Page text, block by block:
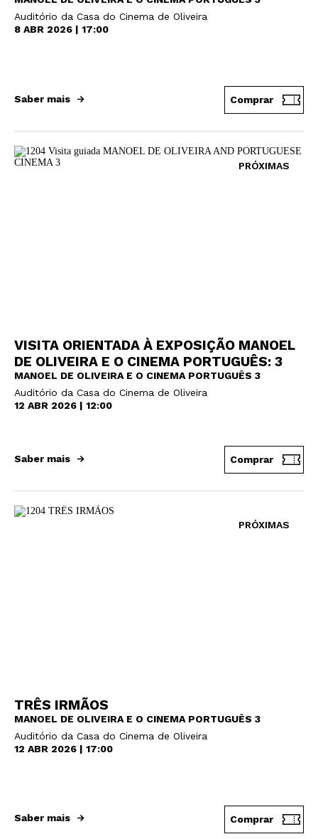
Auditório da Casa do Cinema de Oliveira
8 ABR 2026 | 17:00
Saber mais Comprar
PRÓXIMAS
VISITA ORIENTADA À EXPOSIÇÃO MANOEL
DE OLIVEIRA E O CINEMA PORTUGUÊS: 3
MANOEL DE OLIVEIRA E O CINEMA PORTUGUÊS 3
Auditório da Casa do Cinema de Oliveira
12 ABR 2026 | 12:00
Saber mais Comprar
PRÓXIMAS
TRÊS IRMÃOS
MANOEL DE OLIVEIRA E O CINEMA PORTUGUÊS 3
Auditório da Casa do Cinema de Oliveira
12 ABR 2026 | 17:00
Saber mais Comprar